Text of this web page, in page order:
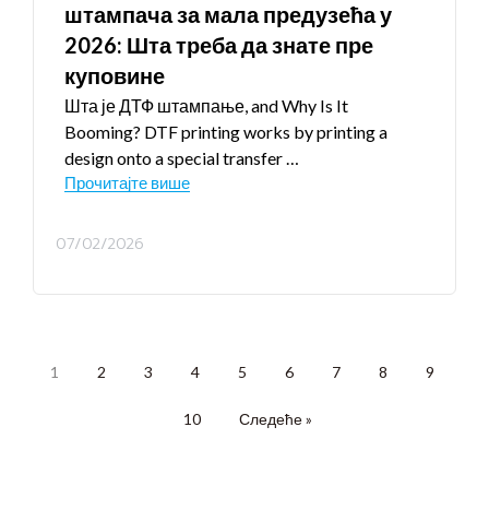
штампача за мала предузећа у
2026: Шта треба да знате пре
куповине
Шта је ДТФ штампање,and Why Is It
Booming? DTF printing works by printing a
design onto a special transfer…
Прочитајте више
07/02/2026
1 2 3 4 5 6 7 8 9
10 Следеће »